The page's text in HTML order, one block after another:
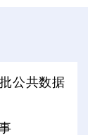
公共数据